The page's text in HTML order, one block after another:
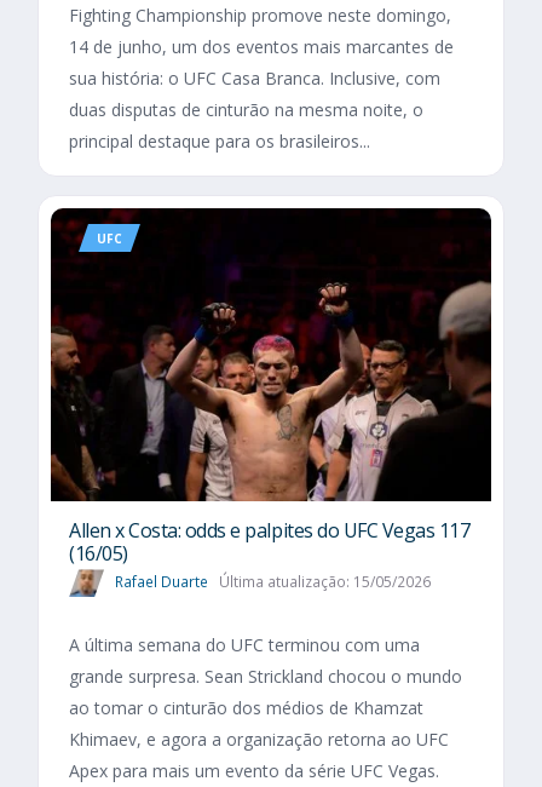
Fighting Championship promove neste domingo,
14 de junho, um dos eventos mais marcantes de
sua história: o UFC Casa Branca. Inclusive, com
duas disputas de cinturão na mesma noite, o
principal destaque para os brasileiros...
UFC
Allen x Costa: odds e palpites do UFC Vegas 117
(16/05)
Rafael Duarte Última atualização: 15/05/2026
A última semana do UFC terminou com uma
grande surpresa. Sean Strickland chocou o mundo
ao tomar o cinturão dos médios de Khamzat
Khimaev, e agora a organização retorna ao UFC
Apex para mais um evento da série UFC Vegas.